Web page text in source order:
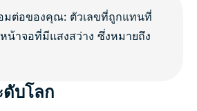
ดับโลก